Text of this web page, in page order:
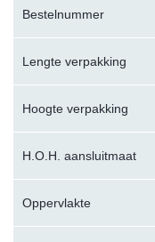
Bestelnummer
Lengte verpakking
Hoogte verpakking
H.O.H. aansluitmaat
Oppervlakte